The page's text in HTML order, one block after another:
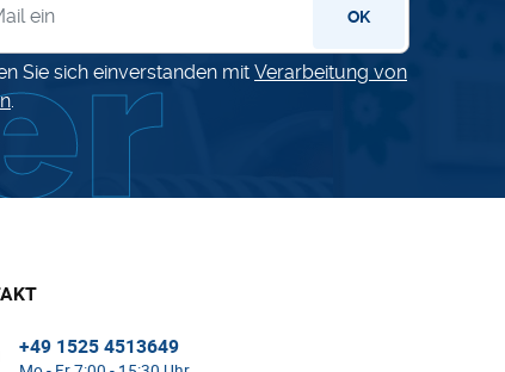
OK
Sie sich einverstanden mit Verarbeitung von
.
+49 1525 4513649